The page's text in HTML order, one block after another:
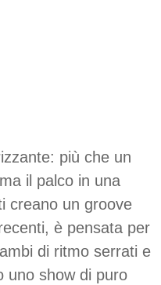
più che un
il palco in una
creano un groove
è pensata per
di ritmo serrati e
uno show di puro